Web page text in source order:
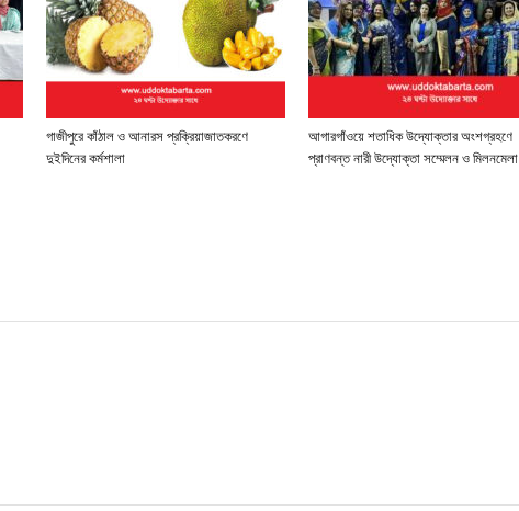
গাজীপুরে কাঁঠাল ও আনারস প্রক্রিয়াজাতকরণে
দুইদিনের কর্মশালা
আগারগাঁওয়ে শতাধিক উদ্যোক্তার অংশগ্রহণে
প্রাণবন্ত নারী উদ্যোক্তা সম্মেলন ও মিলনমেলা